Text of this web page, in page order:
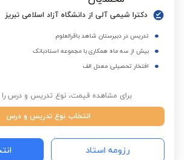
دکترا شیمی آلی از دانشگاه آزاد اسلامی تبریز
تدریس در دبیرستان شاهد باقرالعلوم
بیش از سه ماه همکاری با مجموعه استادبانک
افتخار تحصیلی: معدل الف
برای مشاهده قیمت، نوع تدریس و درس را
انتخاب نوع تدریس و درس
رزومه استاد